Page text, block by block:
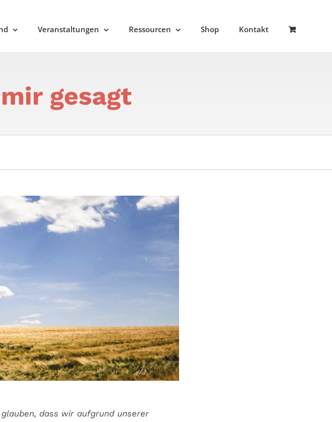
Veranstaltungen Ressourcen Shop Kontakt
gesagt
dass wir aufgrund unserer